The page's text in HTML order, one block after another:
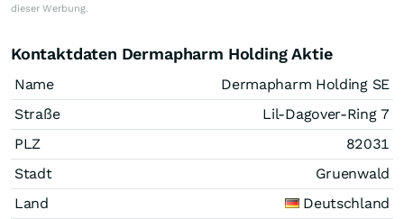
dieser Werbung.
Kontaktdaten Dermapharm Holding Aktie
Name
Dermapharm Holding SE
Straße
Lil-Dagover-Ring 7
PLZ
82031
Stadt
Gruenwald
Land
Deutschland